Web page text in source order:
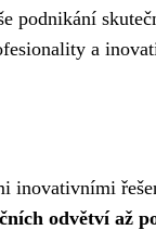
podnikání
a
inovativními
odvětví až